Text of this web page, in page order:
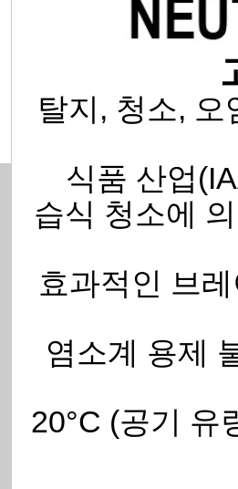
탈지, 청소,
식품 산업
습식 청소에
효과적인 브
염소계 용제
20°C (공기 유